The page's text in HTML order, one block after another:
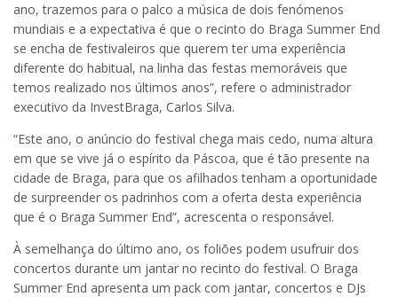
ano, trazemos para o palco a música de dois fenómenos
mundiais e a expectativa é que o recinto do Braga Summer End
se encha de festivaleiros que querem ter uma experiência
diferente do habitual, na linha das festas memoráveis que
temos realizado nos últimos anos”, refere o administrador
executivo da InvestBraga, Carlos Silva.
“Este ano, o anúncio do festival chega mais cedo, numa altura
em que se vive já o espírito da Páscoa, que é tão presente na
cidade de Braga, para que os afilhados tenham a oportunidade
de surpreender os padrinhos com a oferta desta experiência
que é o Braga Summer End”, acrescenta o responsável.
À semelhança do último ano, os foliões podem usufruir dos
concertos durante um jantar no recinto do festival. O Braga
Summer End apresenta um pack com jantar, concertos e DJs